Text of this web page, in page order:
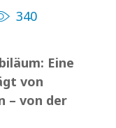
340
Eine
von
– von der